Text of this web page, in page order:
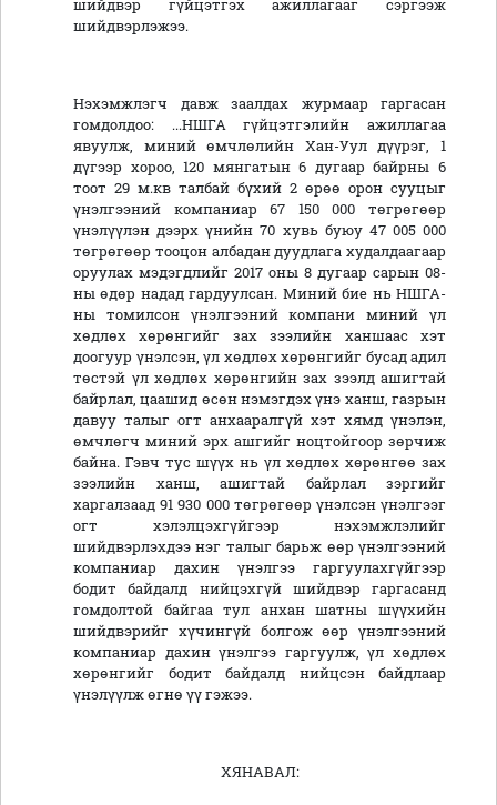
шийдвэр гүйцэтгэх ажиллагааг сэргээж
шийдвэрлэжээ.
Нэхэмжлэгч давж заалдах журмаар гаргасан
гомдолдоо: ...НШГА гүйцэтгэлийн ажиллагаа
явуулж, миний өмчлөлийн Хан-Уул дүүрэг, 1
дүгээр хороо, 120 мянгатын 6 дугаар байрны 6
тоот 29 м.кв талбай бүхий 2 өрөө орон сууцыг
үнэлгээний компаниар 67 150 000 төгрөгөөр
үнэлүүлэн дээрх үнийн 70 хувь буюу 47 005 000
төгрөгөөр тооцон албадан дуудлага худалдаагаар
оруулах мэдэгдлийг 2017 оны 8 дугаар сарын 08-
ны өдөр надад гардуулсан. Миний бие нь НШГА-
ны томилсон үнэлгээний компани миний үл
хөдлөх хөрөнгийг зах зээлийн ханшаас хэт
доогуур үнэлсэн, үл хөдлөх хөрөнгийг бусад адил
төстэй үл хөдлөх хөрөнгийн зах зээлд ашигтай
байрлал, цаашид өсөн нэмэгдэх үнэ ханш, газрын
давуу талыг огт анхааралгүй хэт хямд үнэлэн,
өмчлөгч миний эрх ашгийг ноцтойгоор зөрчиж
байна. Гэвч тус шүүх нь үл хөдлөх хөрөнгөө зах
зээлийн ханш, ашигтай байрлал зэргийг
харгалзаад 91 930 000 төгрөгөөр үнэлсэн үнэлгээг
огт хэлэлцэхгүйгээр нэхэмжлэлийг
шийдвэрлэхдээ нэг талыг барьж өөр үнэлгээний
компаниар дахин үнэлгээ гаргуулахгүйгээр
бодит байдалд нийцэхгүй шийдвэр гаргасанд
гомдолтой байгаа тул анхан шатны шүүхийн
шийдвэрийг хүчингүй болгож өөр үнэлгээний
компаниар дахин үнэлгээ гаргуулж, үл хөдлөх
хөрөнгийг бодит байдалд нийцсэн байдлаар
үнэлүүлж өгнө үү гэжээ.
ХЯНАВАЛ: